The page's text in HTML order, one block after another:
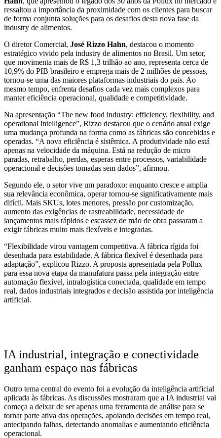
ressaltou a importância da proximidade com os clientes para buscar
de forma conjunta soluções para os desafios desta nova fase da
industry de alimentos.
O diretor Comercial, José Rizzo Hahn, destacou o momento
estratégico vivido pela industry de alimentos no Brasil. Um setor,
que movimenta mais de R$ 1,3 trilhão ao ano, representa cerca de
10,9% do PIB brasileiro e emprega mais de 2 milhões de pessoas,
tornou-se uma das maiores plataformas industriais do país. Ao
mesmo tempo, enfrenta desafios cada vez mais complexos para
manter eficiência operacional, qualidade e competitividade.
Na apresentação “The new food industry: efficiency, flexibility, and
operational intelligence”, Rizzo destacou que o cenário atual exige
uma mudança profunda na forma como as fábricas são concebidas e
operadas. “A nova eficiência é sistêmica. A produtividade não está
apenas na velocidade da máquina. Está na redução de micro
paradas, retrabalho, perdas, esperas entre processos, variabilidade
operacional e decisões tomadas sem dados”, afirmou.
Segundo ele, o setor vive um paradoxo: enquanto cresce e amplia
sua relevância econômica, operar tornou-se significativamente mais
difícil. Mais SKUs, lotes menores, pressão por customização,
aumento das exigências de rastreabilidade, necessidade de
lançamentos mais rápidos e escassez de mão de obra passaram a
exigir fábricas muito mais flexíveis e integradas.
“Flexibilidade virou vantagem competitiva. A fábrica rígida foi
desenhada para estabilidade. A fábrica flexível é desenhada para
adaptação”, explicou Rizzo. A proposta apresentada pela Pollux
para essa nova etapa da manufatura passa pela integração entre
automação flexível, intralogística conectada, qualidade em tempo
real, dados industriais integrados e decisão assistida por inteligência
artificial.
IA industrial, integração e conectividade
ganham espaço nas fábricas
Outro tema central do evento foi a evolução da inteligência artificial
aplicada às fábricas. As discussões mostraram que a IA industrial vai
começa a deixar de ser apenas uma ferramenta de análise para se
tornar parte ativa das operações, apoiando decisões em tempo real,
antecipando falhas, detectando anomalias e aumentando eficiência
operacional.